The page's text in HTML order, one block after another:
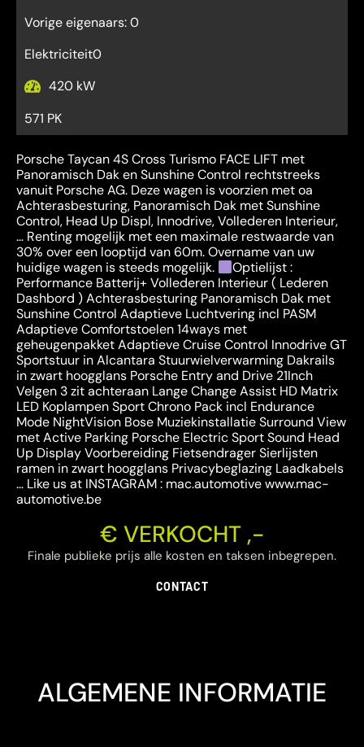
Vorige eigenaars: 0
Elektriciteit0
420 kW
571 PK
Porsche Taycan 4S Cross Turismo FACE LIFT met
Panoramisch Dak en Sunshine Control rechtstreeks
vanuit Porsche AG. Deze wagen is voorzien met oa
Achterasbesturing, Panoramisch Dak met Sunshine
Control, Head Up Displ, Innodrive, Vollederen Interieur,
… Renting mogelijk met een maximale restwaarde van
30% over een looptijd van 60m. Overname van uw
huidige wagen is steeds mogelijk.
Optielijst :
Performance Batterij+ Vollederen Interieur ( Lederen
Dashbord ) Achterasbesturing Panoramisch Dak met
Sunshine Control Adaptieve Luchtvering incl PASM
Adaptieve Comfortstoelen 14ways met
geheugenpakket Adaptieve Cruise Control Innodrive GT
Sportstuur in Alcantara Stuurwielverwarming Dakrails
in zwart hoogglans Porsche Entry and Drive 21Inch
Velgen 3 zit achteraan Lange Change Assist HD Matrix
LED Koplampen Sport Chrono Pack incl Endurance
Mode NightVision Bose Muziekinstallatie Surround View
met Active Parking Porsche Electric Sport Sound Head
Up Display Voorbereiding Fietsendrager Sierlijsten
ramen in zwart hoogglans Privacybeglazing Laadkabels
… Like us at INSTAGRAM : mac.automotive www.mac-
automotive.be
€ VERKOCHT ,-
Finale publieke prijs alle kosten en taksen inbegrepen.
CONTACT
ALGEMENE INFORMATIE